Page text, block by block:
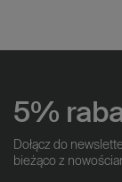
5%
Dołącz do
bieżąco z